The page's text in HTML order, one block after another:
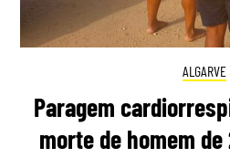
ALGARVE
Paragem
morte de homem